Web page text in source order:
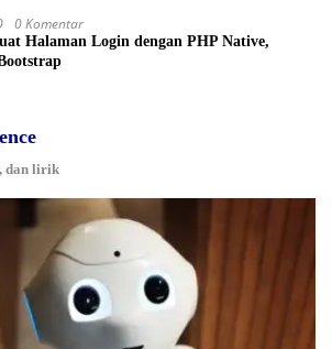
0 Komentar
Halaman Login dengan PHP Native,
dan lirik